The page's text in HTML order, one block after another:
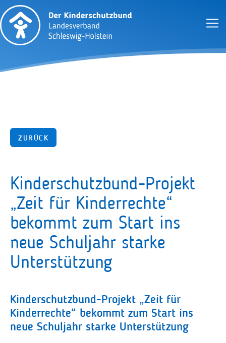
ZURÜCK
Kinderschutzbund-Projekt
„Zeit für Kinderrechte“
bekommt zum Start ins
neue Schuljahr starke
Unterstützung
Kinderschutzbund-Projekt „Zeit für
Kinderrechte“ bekommt zum Start ins
neue Schuljahr starke Unterstützung